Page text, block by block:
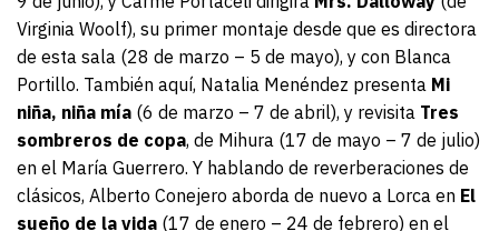
Virginia Woolf), su primer montaje desde que es directora
de esta sala (28 de marzo – 5 de mayo), y con Blanca
Portillo. También aquí, Natalia Menéndez presenta Mi
niña, niña mía (6 de marzo – 7 de abril), y revisita Tres
sombreros de copa, de Mihura (17 de mayo – 7 de julio)
en el María Guerrero. Y hablando de reverberaciones de
clásicos, Alberto Conejero aborda de nuevo a Lorca en El
sueño de la vida (17 de enero – 24 de febrero) en el